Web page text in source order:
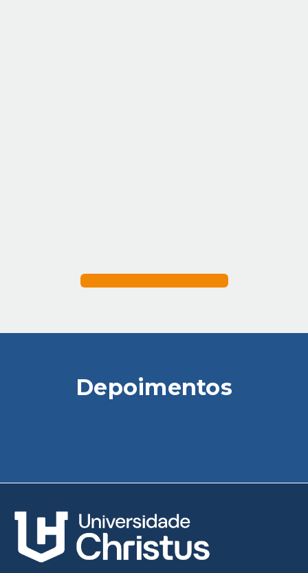
Depoimentos